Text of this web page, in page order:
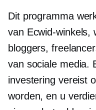
Dit programma
van Ecwid-winkels,
bloggers,
van sociale media.
investering vereist
worden, en u